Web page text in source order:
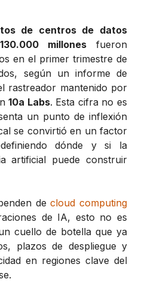
de centros de datos
millones fueron
en el primer trimestre de
según un informe de
rastreador mantenido por
10a Labs. Esta cifra no es
un punto de inflexión
se convirtió en un factor
dónde y si la
artificial puede construir
decloud computing
de IA, esto no es
cuello de botella que ya
plazos de despliegue y
en regiones clave del